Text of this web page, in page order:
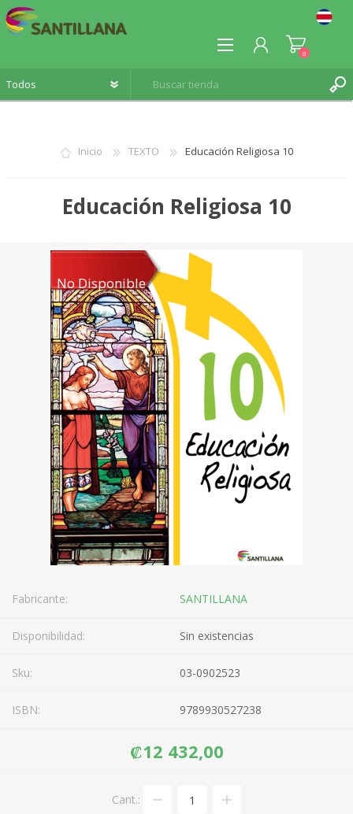
INICIA SESIÓN
0
Inicio TEXTO Educación Religiosa 10
Educación Religiosa 10
No Disponible
Fabricante: SANTILLANA
Disponibilidad: Sin existencias
Sku: 03-0902523
ISBN: 9789930527238
₡12 432,00
Cant.: